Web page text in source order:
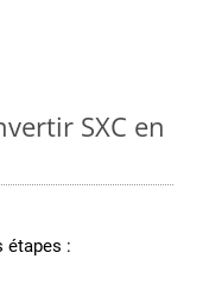
SXC en
étapes :